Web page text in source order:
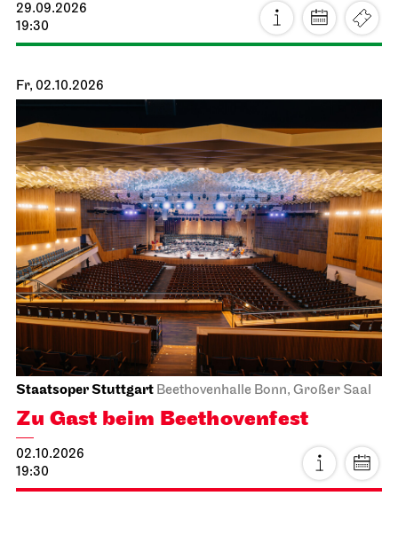
29.09.2026
19:30
Fr, 02.10.2026
Staatsoper Stuttgart Beethovenhalle Bonn, Großer Saal
Zu Gast beim Beethovenfest
02.10.2026
19:30